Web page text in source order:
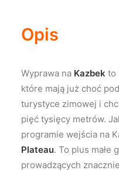
Opis
Wyprawa na Kazbek to
które mają już choć
turystyce zimowej i
pięć tysięcy metrów.
programie wejścia na
Plateau. To plus małe
prowadzących